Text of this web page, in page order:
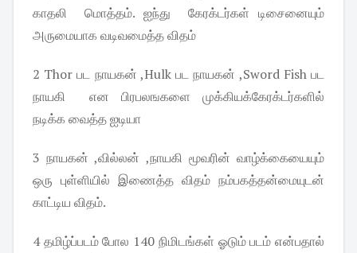
காதலி மொத்தம். ஐந்து கேரக்டர்கள் டிசைனையும்
அருமையாக வடிவமைத்த விதம்
2 Thor பட நாயகன் ,Hulk பட நாயகன் ,Sword Fish பட
நாயகி என பிரபலஙகளை முக்கியக்கேரக்டர்களில்
நடிக்க வைத்த ஐடியா
3 நாயகன் ,வில்லன் ,நாயகி மூவரின் வாழ்க்கையையும்
ஒரு புள்ளியில் இணைத்த விதம் நம்பகத்தன்மையுடன்
காட்டிய விதம்.
4 தமிழ்ப்படம் போல 140 நிமிடங்கள் ஓடும் படம் என்பதால்